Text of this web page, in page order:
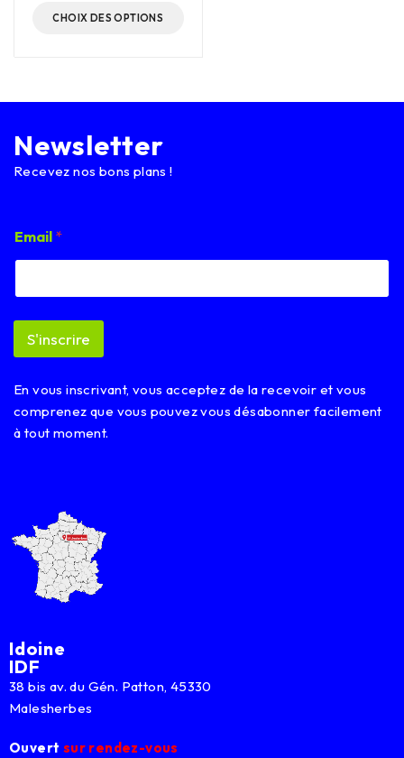
CHOIX DES OPTIONS
Newsletter
Recevez nos bons plans !
E
m
i
E
a
l
Email *
S'inscrire
En vous inscrivant, vous acceptez de la recevoir et vous
comprenez que vous pouvez vous désabonner facilement
à tout moment.
Idoine
IDF
38 bis av. du Gén. Patton, 45330
Malesherbes
Ouvert sur rendez-vous